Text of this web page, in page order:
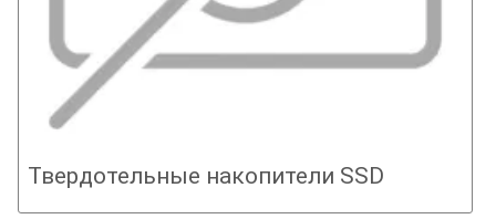
Твердотельные накопители SSD